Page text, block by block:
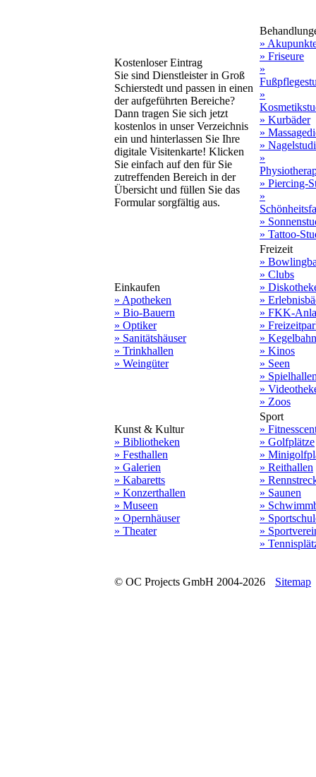
Kostenloser Eintrag
Sie sind Dienstleister in Groß
Schierstedt und passen in einen
der aufgeführten Bereiche?
Dann tragen Sie sich jetzt
kostenlos in unser Verzeichnis
ein und hinterlassen Sie Ihre
digitale Visitenkarte! Klicken
Sie einfach auf den für Sie
zutreffenden Bereich in der
Übersicht und füllen Sie das
Formular sorgfältig aus.
»
» Friseure
»
»
» Kurbäder
»
»
»
» Piercing-
»
»
» Tattoo-
Einkaufen
» Apotheken
» Bio-Bauern
» Optiker
» Sanitätshäuser
» Trinkhallen
» Weingüter
Freizeit
»
» Clubs
»
»
» FKK-
»
»
» Kinos
» Seen
»
»
» Zoos
Kunst & Kultur
» Bibliotheken
» Festhallen
» Galerien
» Kabaretts
» Konzerthallen
» Museen
» Opernhäuser
» Theater
Sport
»
» Golfplätze
»
» Reithallen
»
» Saunen
»
»
»
»
© OC Projects GmbH 2004-2026 Sitemap